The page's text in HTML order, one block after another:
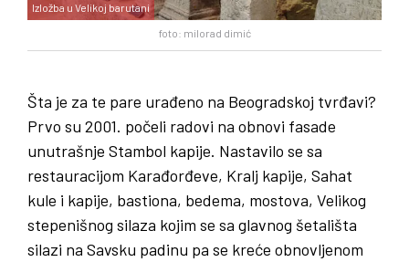
foto: milorad dimić
Izložba u Velikoj barutani
Šta je za te pare urađeno na Beogradskoj tvrđavi?
Prvo su 2001. počeli radovi na obnovi fasade
unutrašnje Stambol kapije. Nastavilo se sa
restauracijom Karađorđeve, Kralj kapije, Sahat
kule i kapije, bastiona, bedema, mostova, Velikog
stepenišnog silaza kojim se sa glavnog šetališta
silazi na Savsku padinu pa se kreće obnovljenom